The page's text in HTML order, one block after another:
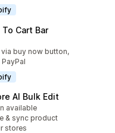
Cart Bar
buy now button,
AI Bulk Edit
available
& sync product
stores